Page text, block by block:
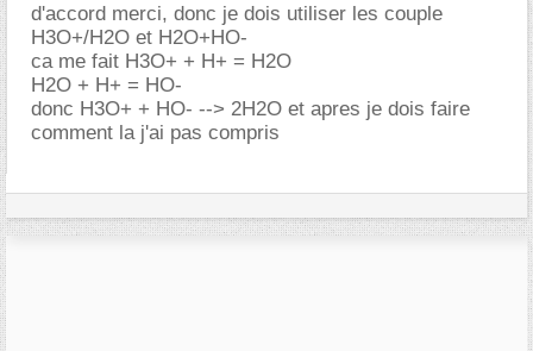
d'accord merci, donc je dois utiliser les couple
H3O+/H2O et H2O+HO-
ca me fait H3O+ + H+ = H2O
H2O + H+ = HO-
donc H3O+ + HO- --> 2H2O et apres je dois faire
comment la j'ai pas compris